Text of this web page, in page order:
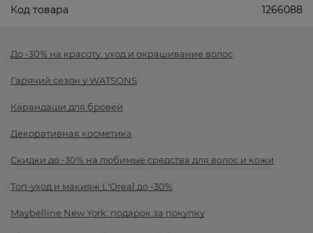
Код товара 1266088
До -30% на красоту, уход и окрашивание волос
Гарячий сезон у WATSONS
Карандаши для бровей
Декоративная косметика
Скидки до -30% на любимые средства для волос и кожи
Топ-уход и макияж L'Oreal до -30%
Maybelline New York: подарок за покупку